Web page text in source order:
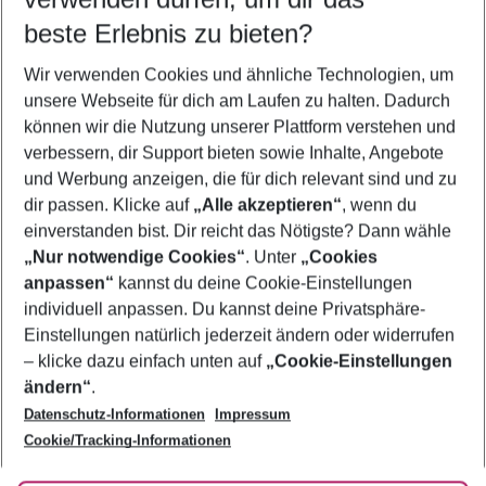
5-8 Nächte
2 Erwachsene Keine Kinder
Mehr Filter anzeigen
Footer
Footer navigation
Über uns
AGB
Bestpreisgarantie
Cookie-Einstellungen ändern
Cookie-Richtlinie
Agenturbetreuung
Barrierefreies Reisen
Folge uns
beste Erlebnis zu bieten?
Wir verwenden Cookies und ähnliche Technologien, um
unsere Webseite für dich am Laufen zu halten. Dadurch
können wir die Nutzung unserer Plattform verstehen und
verbessern, dir Support bieten sowie Inhalte, Angebote
und Werbung anzeigen, die für dich relevant sind und zu
dir passen. Klicke auf „Alle akzeptieren“, wenn du
einverstanden bist. Dir reicht das Nötigste? Dann wähle
„Nur notwendige Cookies“. Unter „Cookies
anpassen“ kannst du deine Cookie-Einstellungen
individuell anpassen. Du kannst deine Privatsphäre-
Einstellungen natürlich jederzeit ändern oder widerrufen
– klicke dazu einfach unten auf „Cookie-Einstellungen
ändern“.
Datenschutz-Informationen
Impressum
Cookie/Tracking-Informationen